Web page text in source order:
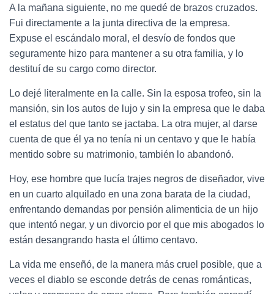
A la mañana siguiente, no me quedé de brazos cruzados.
Fui directamente a la junta directiva de la empresa.
Expuse el escándalo moral, el desvío de fondos que
seguramente hizo para mantener a su otra familia, y lo
destituí de su cargo como director.
Lo dejé literalmente en la calle. Sin la esposa trofeo, sin la
mansión, sin los autos de lujo y sin la empresa que le daba
el estatus del que tanto se jactaba. La otra mujer, al darse
cuenta de que él ya no tenía ni un centavo y que le había
mentido sobre su matrimonio, también lo abandonó.
Hoy, ese hombre que lucía trajes negros de diseñador, vive
en un cuarto alquilado en una zona barata de la ciudad,
enfrentando demandas por pensión alimenticia de un hijo
que intentó negar, y un divorcio por el que mis abogados lo
están desangrando hasta el último centavo.
La vida me enseñó, de la manera más cruel posible, que a
veces el diablo se esconde detrás de cenas románticas,